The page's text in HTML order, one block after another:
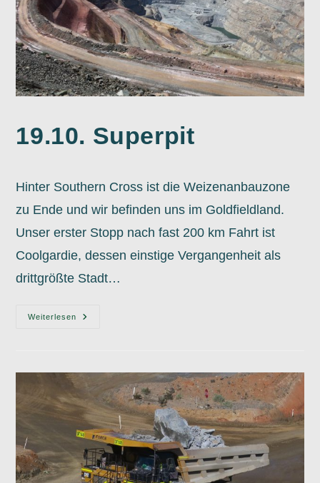
19.10. Superpit
Hinter Southern Cross ist die Weizenanbauzone
zu Ende und wir befinden uns im Goldfieldland.
Unser erster Stopp nach fast 200 km Fahrt ist
Coolgardie, dessen einstige Vergangenheit als
drittgrößte Stadt…
Weiterlesen
19.10.